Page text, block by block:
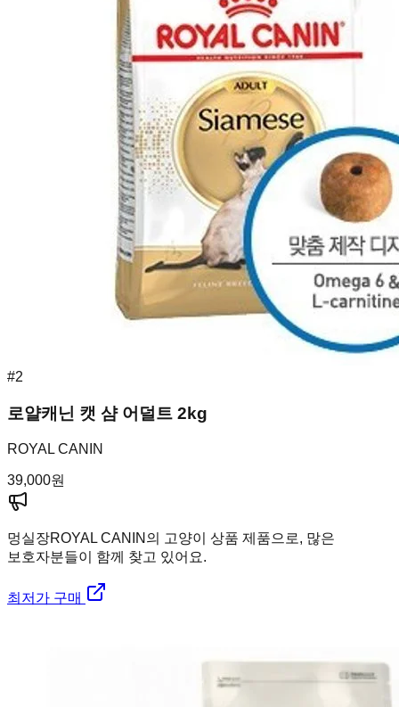
#2
로얄캐닌 캣 샴 어덜트 2kg
ROYAL CANIN
39,000원
멍실장ROYAL CANIN의 고양이 상품 제품으로, 많은
보호자분들이 함께 찾고 있어요.
최저가 구매